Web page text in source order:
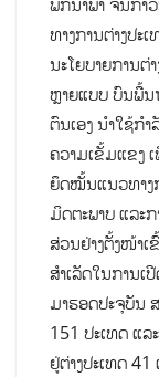
ທາງການຕ່າງປະ
ນະໂຍບາຍການຕ່
ຫຼາຍແບບ ບົນພື້ນ
ຕົນເອງ ນໍາໃຊ້ກໍ
ຄວາມເຂັ້ມແຂງ
ຍຶດໝັ້ນແນວທາງກ
ມິດຕະພາບ ແລະ
ສ່ວນຢ່າງຕັ້ງໜ້າເ
ສໍາເລັດໃນການເ
ມາຮອດປະຈຸບັນ
151 ປະເທດ ແ
ຢູ່ຕ່າງປະເທດ